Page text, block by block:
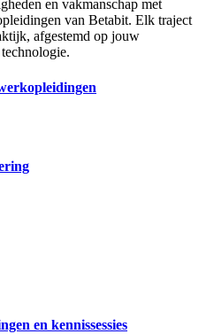
en vakmanschap met
van Betabit. Elk traject
afgestemd op jouw
en kennissessies